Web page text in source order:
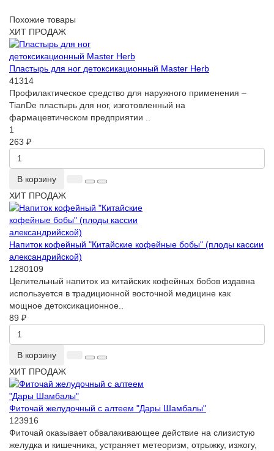
Похожие товары
ХИТ ПРОДАЖ
Пластырь для ног детоксикационный Master Herb
41314
Профилактическое средство для наружного применения –
TianDe пластырь для ног, изготовленный на
фармацевтическом предприятии ..
1
263 ₽
В корзину
ХИТ ПРОДАЖ
Напиток кофейный "Китайские кофейные бобы" (плоды кассии
александрийской)
1280109
Целительный напиток из китайских кофейных бобов издавна
используется в традиционной восточной медицине как
мощное детоксикационное..
89 ₽
В корзину
ХИТ ПРОДАЖ
Фиточай желудочный с алтеем "Дары Шамбалы"
123916
Фиточай оказывает обвалакивающее действие на слизистую
желудка и кишечника, устраняет метеоризм, отрыжку, изжогу,